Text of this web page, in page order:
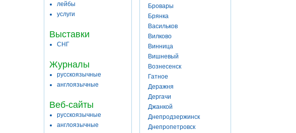
лейбы
услуги
Выставки
СНГ
Журналы
русскоязычные
англоязычные
Веб-сайты
русскоязычные
англоязычные
Бровары
Брянка
Васильков
Вилково
Винница
Вишневый
Вознесенск
Гатное
Деражня
Дергачи
Джанкой
Днепродзержинск
Днепропетровск